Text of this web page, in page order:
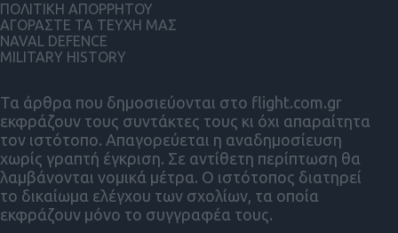
Τα άρθρα που δημοσιεύονται στο flight.com.gr
εκφράζουν τους συντάκτες τους κι όχι απαραίτητα
τον ιστότοπο. Απαγορεύεται η αναδημοσίευση
χωρίς γραπτή έγκριση. Σε αντίθετη περίπτωση θα
λαμβάνονται νομικά μέτρα. Ο ιστότοπος διατηρεί
το δικαίωμα ελέγχου των σχολίων, τα οποία
εκφράζουν μόνο το συγγραφέα τους.
ΠΟΛΙΤΙΚΗ ΑΠΟΡΡΗΤΟΥ
ΑΓΟΡΑΣΤΕ ΤΑ ΤΕΥΧΗ ΜΑΣ
NAVAL DEFENCE
MILITARY HISTORY